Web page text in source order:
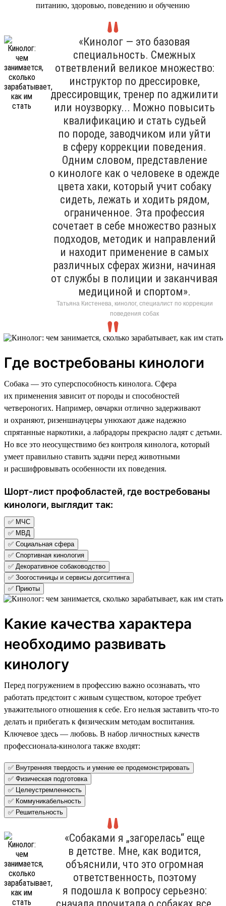
питанию, здоровью, поведению и обучению
«Кинолог — это базовая
специальность. Смежных
ответвлений великое множество:
инструктор по дрессировке,
дрессировщик, тренер по аджилити
или ноузворку... Можно повысить
квалификацию и стать судьей
по породе, заводчиком или уйти
в сферу коррекции поведения.
Одним словом, представление
о кинологе как о человеке в одежде
цвета хаки, который учит собаку
сидеть, лежать и ходить рядом,
ограниченное. Эта профессия
сочетает в себе множество разных
подходов, методик и направлений
и находит применение в самых
различных сферах жизни, начиная
от службы в полиции и заканчивая
медициной и спортом».
Татьяна Кистенева, кинолог, специалист по коррекции
поведения собак
Где востребованы кинологи
Собака — это суперспособность кинолога. Сфера
их применения зависит от породы и способностей
четвероногих. Например, овчарки отлично задерживают
и охраняют, ризеншнауцеры унюхают даже надежно
спрятанные наркотики, а лабрадоры прекрасно ладят с детьми.
Но все это неосуществимо без контроля кинолога, который
умеет правильно ставить задачи перед животными
и расшифровывать особенности их поведения.
Шорт-лист профобластей, где востребованы
кинологи, выглядит так:
✅ МЧС
✅ МВД
✅ Социальная сфера
✅ Спортивная кинология
✅ Декоративное собаководство
✅ Зоогостиницы и сервисы догситтинга
✅ Приюты
Какие качества характера
необходимо развивать
кинологу
Перед погружением в профессию важно осознавать, что
работать предстоит с живым существом, которое требует
уважительного отношения к себе. Его нельзя заставить что-то
делать и прибегать к физическим методам воспитания.
Ключевое здесь — любовь. В набор личностных качеств
профессионала-кинолога также входят:
✅ Внутренняя твердость и умение ее продемонстрировать
✅ Физическая подготовка
✅ Целеустремленность
✅ Коммуникабельность
✅ Решительность
«Собаками я „загорелась“ еще
в детстве. Мне, как водится,
объяснили, что это огромная
ответственность, поэтому
я подошла к вопросу серьезно: